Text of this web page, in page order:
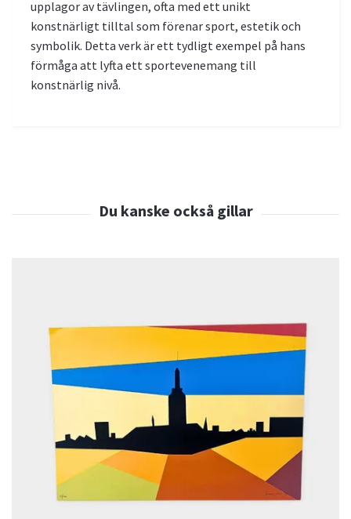
upplagor av tävlingen, ofta med ett unikt
konstnärligt tilltal som förenar sport, estetik och
symbolik. Detta verk är ett tydligt exempel på hans
förmåga att lyfta ett sportevenemang till
konstnärlig nivå.